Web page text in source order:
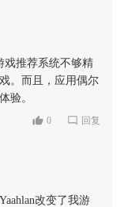
戏推荐系统不够精
。而且，应用偶尔
验。
0 回复
改变了我游